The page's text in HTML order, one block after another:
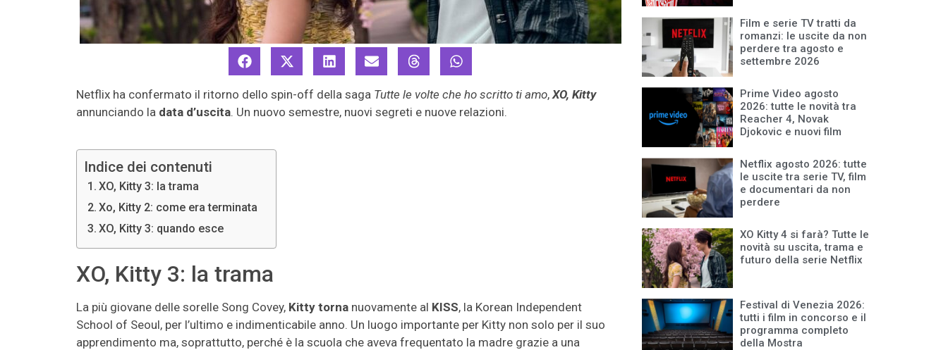
Netflix ha confermato il ritorno dello spin-off della saga Tutte le volte che ho scritto ti amo,XO, Kitty
annunciando la data d’uscita. Un nuovo semestre, nuovi segreti e nuove relazioni.
Indice dei contenuti
XO, Kitty 3: la trama
Xo, Kitty 2: come era terminata
XO, Kitty 3: quando esce
XO, Kitty 3: la trama
La più giovane delle sorelle Song Covey, Kitty torna nuovamente al KISS, la Korean Independent
School of Seoul, per l’ultimo e indimenticabile anno. Un luogo importante per Kitty non solo per il suo
apprendimento ma, soprattutto, perché è la scuola che aveva frequentato la madre grazie a una
Film e serie TV tratti da
romanzi: le uscite da non
perdere tra agosto e
settembre 2026
Prime Video agosto
2026: tutte le novità tra
Reacher 4, Novak
Djokovic e nuovi film
Netflix agosto 2026: tutte
le uscite tra serie TV, film
e documentari da non
perdere
XO Kitty 4 si farà? Tutte le
novità su uscita, trama e
futuro della serie Netflix
Festival di Venezia 2026:
tutti i film in concorso e il
programma completo
della Mostra